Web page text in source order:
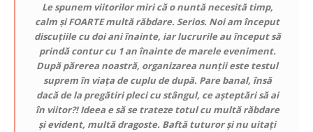
Le spunem viitorilor miri că o nuntă necesită timp,
calm și FOARTE multă răbdare. Serios. Noi am început
discuțiile cu doi ani înainte, iar lucrurile au început să
prindă contur cu 1 an înainte de marele eveniment.
După părerea noastră, organizarea nunții este testul
suprem în viața de cuplu de după. Pare banal, însă
dacă de la pregătiri pleci cu stângul, ce așteptări să ai
în viitor?! Ideea e să se trateze totul cu multă răbdare
și evident, multă dragoste. Baftă tuturor și nu uitați